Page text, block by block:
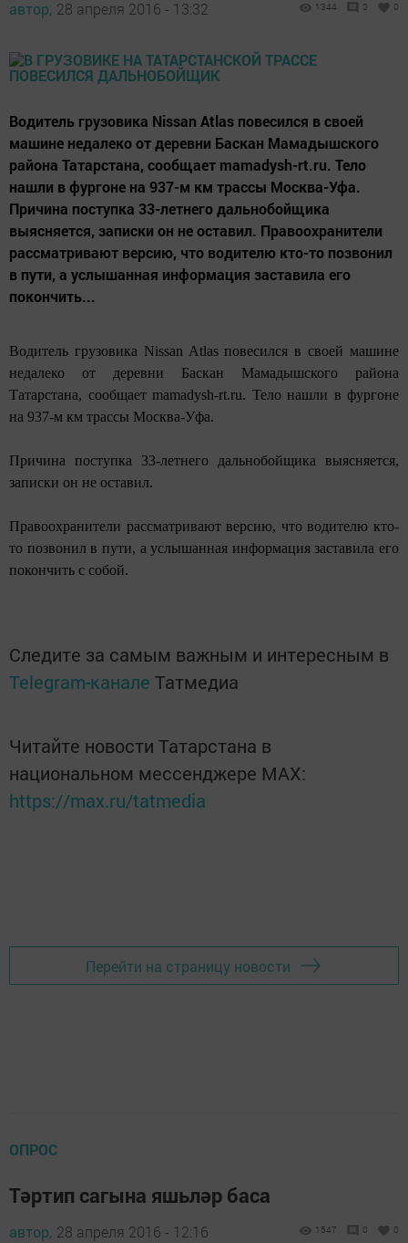
автор, 28 апреля 2016 - 13:32 1344 0 0
Водитель грузовика Nissan Atlas повесился в своей
машине недалеко от деревни Баскан Мамадышского
района Татарстана, сообщает mamadysh-rt.ru. Тело
нашли в фургоне на 937-м км трассы Москва-Уфа.
Причина поступка 33-летнего дальнобойщика
выясняется, записки он не оставил. Правоохранители
рассматривают версию, что водителю кто-то позвонил
в пути, а услышанная информация заставила его
покончить...
Водитель грузовика Nissan Atlas повесился в своей машине
недалеко от деревни Баскан Мамадышского района
Татарстана, сообщает mamadysh-rt.ru. Тело нашли в фургоне
на 937-м км трассы Москва-Уфа.
Причина поступка 33-летнего дальнобойщика выясняется,
записки он не оставил.
Правоохранители рассматривают версию, что водителю кто-
то позвонил в пути, а услышанная информация заставила его
покончить с собой.
Следите за самым важным и интересным в
Telegram-канале Татмедиа
Читайте новости Татарстана в
национальном мессенджере MАХ:
https://max.ru/tatmedia
Перейти на страницу новости
ОПРОС
Тәртип сагына яшьләр баса
автор, 28 апреля 2016 - 12:16 1547 0 0